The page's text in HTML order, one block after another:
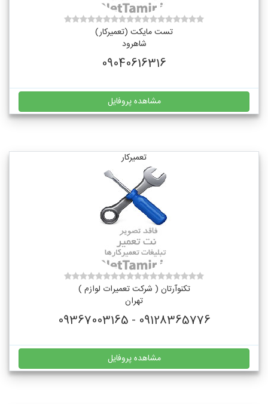
تست مایکت (تعمیرکار)
شاهرود
09040616316
مشاهده پروفایل
تعمیرکار
تکنوآرتان ( شرکت تعمیرات لوازم )
تهران
09128365776 - 09367003165
مشاهده پروفایل